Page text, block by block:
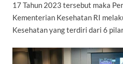
17 Tahun 2023 tersebut maka
Kementerian Kesehatan RI
Kesehatan yang terdiri dari 6